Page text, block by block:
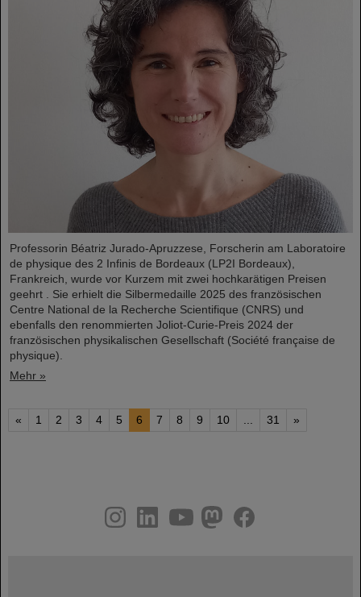
Professorin Béatriz Jurado-Apruzzese, Forscherin am Laboratoire
de physique des 2 Infinis de Bordeaux (LP2I Bordeaux),
Frankreich, wurde vor Kurzem mit zwei hochkarätigen Preisen
geehrt . Sie erhielt die Silbermedaille 2025 des französischen
Centre National de la Recherche Scientifique (CNRS) und
ebenfalls den renommierten Joliot-Curie-Preis 2024 der
französischen physikalischen Gesellschaft (Société française de
physique).
Mehr »
« 1 2 3 4 5 6 7 8 9 10 31 »
youtube
helmholtz.social
facebook